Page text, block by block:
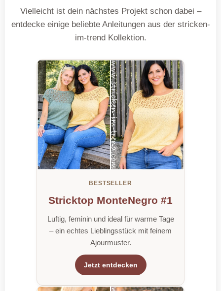
Vielleicht ist dein nächstes Projekt schon dabei –
entdecke einige beliebte Anleitungen aus der stricken-
im-trend Kollektion.
BESTSELLER
Stricktop MonteNegro #1
Luftig, feminin und ideal für warme Tage
– ein echtes Lieblingsstück mit feinem
Ajourmuster.
Jetzt entdecken